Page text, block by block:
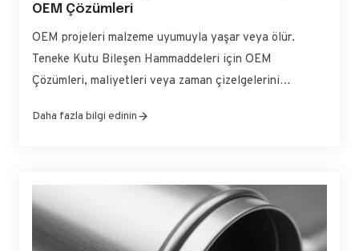
OEM Çözümleri
OEM projeleri malzeme uyumuyla yaşar veya ölür.
Teneke Kutu Bileşen Hammaddeleri için OEM
Çözümleri, maliyetleri veya zaman çizelgelerini
mevzuata uygunluğu dengelemek anlamına gelir. Bu
güvenle kaynak sağlayabilir, kalifiye edebilir ve
ölçeklendirebilirsiniz. Eğer hızlı,...
Daha fazla bilgi edinin